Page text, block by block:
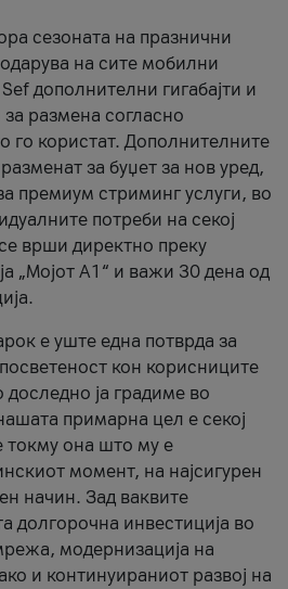
сезоната на празнични
на сите мобилни
дополнителни гигабајти и
размена согласно
го користат. Дополнителните
за буџет за нов уред,
премиум стриминг услуги, во
потреби на секој
врши директно преку
„Мојот А1“ и важи 30 дена од
е уште една потврда за
кон корисниците
доследно ја градиме во
примарна цел е секој
токму она што му е
момент, на најсигурен
начин. Зад ваквите
долгорочна инвестиција во
модернизација на
и континуираниот развој на